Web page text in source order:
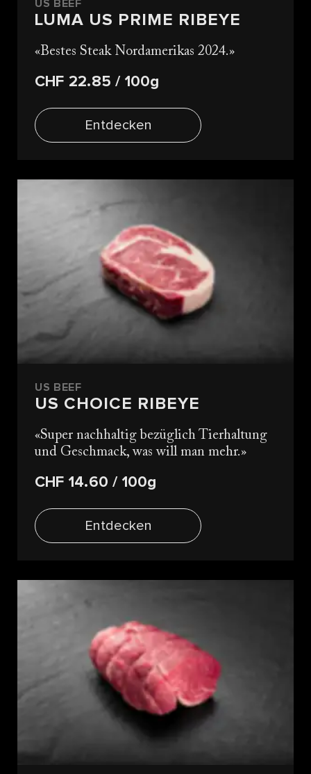
US BEEF
LUMA US PRIME RIBEYE
Bestes Steak Nordamerikas 2024.
CHF 22.85/ 100g
Entdecken
US BEEF
US CHOICE RIBEYE
Super nachhaltig bezüglich Tierhaltung
und Geschmack, was will man mehr.
CHF 14.60/ 100g
Entdecken